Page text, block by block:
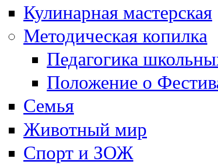
Кулинарная мастерская
Методическая копилка
Педагогика
Положение о
Семья
Животный мир
Спорт и ЗОЖ